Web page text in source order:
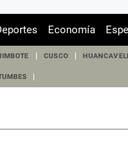
Economía
CUSCO